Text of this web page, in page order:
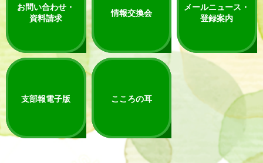
お問い合わせ・
資料請求
情報交換会
メールニュース・
登録案内
支部報電子版 こころの耳